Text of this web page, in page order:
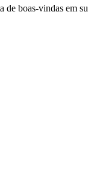
de boas-vindas em